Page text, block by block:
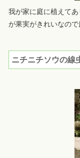
我が家に庭に植えて
が果実がきれいなの
ニチニチソウの線